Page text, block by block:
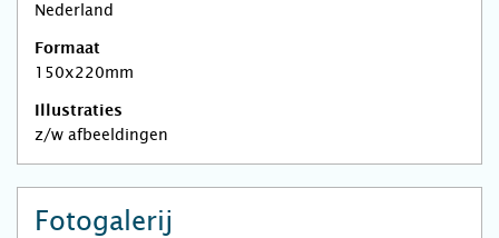
Nederland
Formaat
150x220mm
Illustraties
z/w afbeeldingen
Fotogalerij